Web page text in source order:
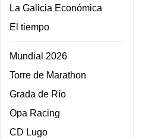
La Galicia Económica
El tiempo
Mundial 2026
Torre de Marathon
Grada de Río
Opa Racing
CD Lugo